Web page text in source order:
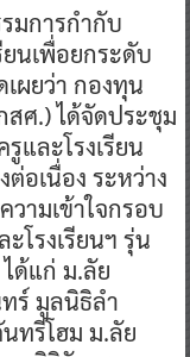
มการกำกับ
นเพื่อยกระดับ
ผยว่า กองทุน
สศ.) ได้จัดประชุม
ละโรงเรียน
อเนื่อง ระหว่าง
ามเข้าใจกรอบ
โรงเรียนฯ รุ่น
ด้แก่ ม.ลัย
ร์ มูลนิธิลำ
ทรีโฮม ม.ลัย